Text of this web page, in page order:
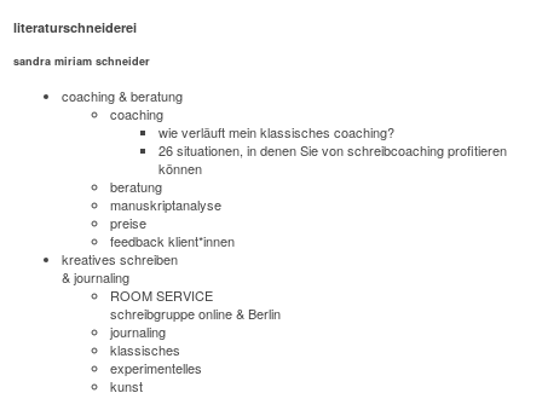
literaturschneiderei
sandra miriam schneider
coaching & beratung
coaching
wie verläuft mein klassisches coaching?
26 situationen, in denen Sie von schreibcoaching profitieren
können
beratung
manuskriptanalyse
preise
feedback klient*innen
kreatives schreiben
& journaling
ROOM SERVICE
schreibgruppe online & Berlin
journaling
klassisches
experimentelles
kunst